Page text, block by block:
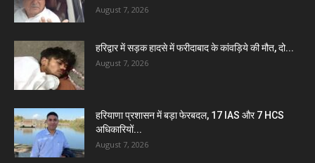
August 7, 2026
हरिद्वार में सड़क हादसे में फरीदाबाद के कांवड़िये की मौत, दो...
August 7, 2026
हरियाणा प्रशासन में बड़ा फेरबदल, 17 IAS और 7 HCS
अधिकारियों...
August 7, 2026